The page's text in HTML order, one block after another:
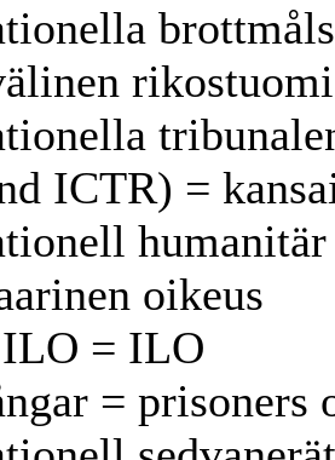
ICTR) =
oikeus
= ILO
= prisoners